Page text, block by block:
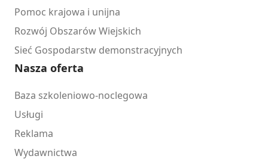
Pomoc krajowa i unijna
Rozwój Obszarów Wiejskich
Sieć Gospodarstw demonstracyjnych
Nasza oferta
Baza szkoleniowo-noclegowa
Usługi
Reklama
Wydawnictwa